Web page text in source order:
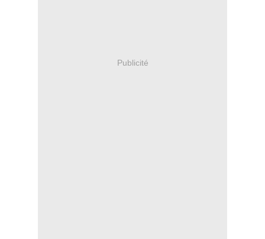
Publicité